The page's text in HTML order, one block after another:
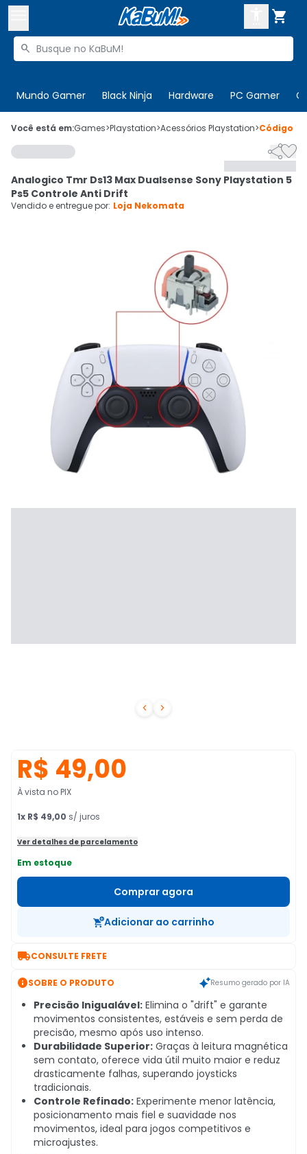

Buscar produtos

Mundo Gamer Black Ninja Hardware PC Gamer
 Olá. Acesse sua conta
 Departamentos
Cupons
CADASTRE-SE
Você está em:Games>Playstation>Acessórios Playstation>Código
 

Analogico Tmr Ds13 Max Dualsense Sony Playstation 5
Ps5 Controle Anti Drift
Vendido e entregue por: Loja Nekomata
R$ 49,00
À vista no PIX
1x R$ 49,00 s/ juros
Ver detalhes de parcelamento
Em estoque
Comprar agora
Adicionar ao carrinho
CONSULTE FRETE
SOBRE O PRODUTO Resumo gerado por IA
Precisão Inigualável: Elimina o "drift" e garante
movimentos consistentes, estáveis e sem perda de
precisão, mesmo após uso intenso.
Durabilidade Superior: Graças à leitura magnética
sem contato, oferece vida útil muito maior e reduz
drasticamente falhas, superando joysticks
tradicionais.
Controle Refinado: Experimente menor latência,
posicionamento mais fiel e suavidade nos
movimentos, ideal para jogos competitivos e
microajustes.